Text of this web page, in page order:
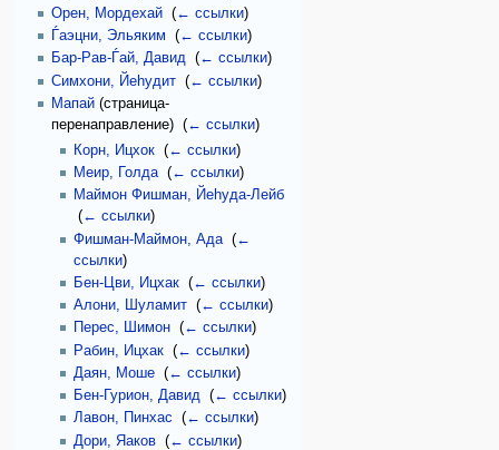
Орен, Мордехай‎ (← ссылки)
Ѓаэцни, Эльяким
(← ссылки)
Бар-Рав-Ѓай, Давид‎ (← ссылки)
Симхони, Йеhудит‎ (← ссылки)
Мапай(страница-
перенаправление) ‎ (← ссылки)
Корн, Ицхок ‎(← ссылки)
Меир, Голда‎(← ссылки)
Маймон Фишман, Йеhуда-Лейб
‎(← ссылки)
Фишман-Маймон, Ада ‎(←
ссылки)
Бен-Цви, Ицхак ‎(← ссылки)
Алони, Шуламит ‎(← ссылки)
Перес, Шимон ‎(← ссылки)
Рабин, Ицхак ‎(← ссылки)
Даян, Моше ‎(← ссылки)
Бен-Гурион, Давид ‎(← ссылки)
Лавон, Пинхас ‎(← ссылки)
Дори, Яаков ‎(← ссылки)